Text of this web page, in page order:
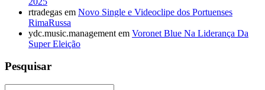
rtradegas em Novo Single e Videoclipe dos Portuenses
RimaRussa
ydc.music.management em Voronet Blue Na Liderança Da
Super Eleição
Pesquisar